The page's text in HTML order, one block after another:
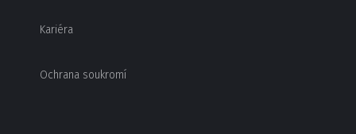
Kariéra
Ochrana soukromí